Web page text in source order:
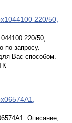
220/50,
220/50,
по запросу.
Вас способом.
Описание,